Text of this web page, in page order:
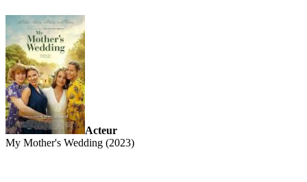
Acteur
My Mother's Wedding (2023)